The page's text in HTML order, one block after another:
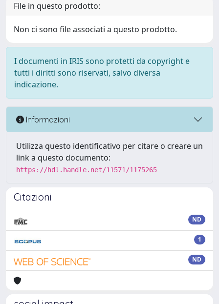
File in questo prodotto:
Non ci sono file associati a questo prodotto.
I documenti in IRIS sono protetti da copyright e
tutti i diritti sono riservati, salvo diversa
indicazione.
Informazioni
Utilizza questo identificativo per citare o creare un
link a questo documento:
https://hdl.handle.net/11571/1175265
Citazioni
ND
1
ND